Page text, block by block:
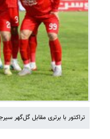
تراکتور با برتری مقابل گل‌گهر